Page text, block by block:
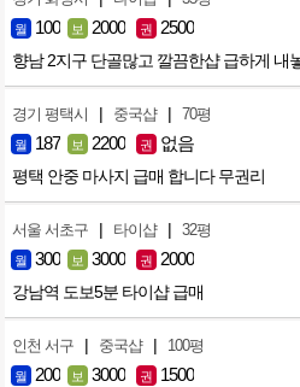
월 100 보 2000 권 2500
향남 2지구 단골많고 깔끔한샵 급하게 내
경기 평택시 | 중국샵 | 70평
월 187 보 2200 권 없음
평택 안중 마사지 급매 합니다 무권리
서울 서초구 | 타이샵 | 32평
월 300 보 3000 권 2000
강남역 도보5분 타이샵 급매
인천 서구 | 중국샵 | 100평
월 200 보 3000 권 1500